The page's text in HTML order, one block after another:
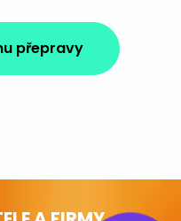
přepravy